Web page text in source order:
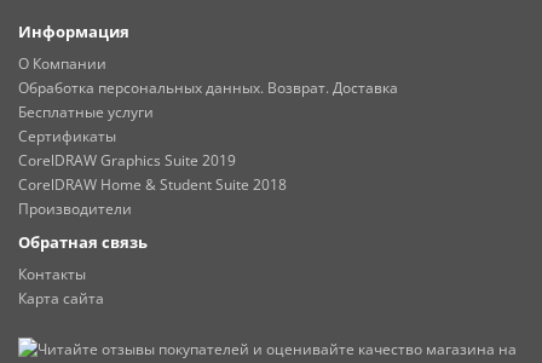
Информация
О Компании
Обработка персональных данных. Возврат. Доставка
Бесплатные услуги
Сертификаты
CorelDRAW Graphics Suite 2019
CorelDRAW Home & Student Suite 2018
Производители
Обратная связь
Контакты
Карта сайта